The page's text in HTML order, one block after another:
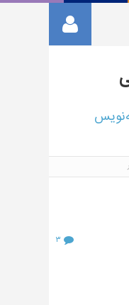
۳